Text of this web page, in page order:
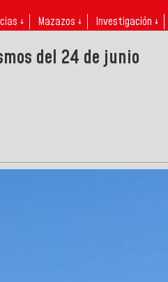
↓ Mazazos ↓ Investigación ↓
del 24 de junio